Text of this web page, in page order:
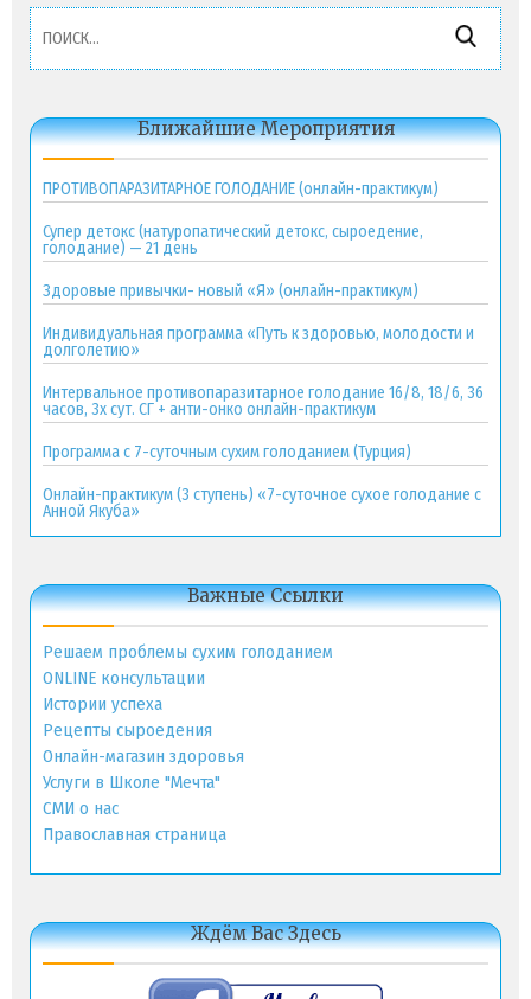
Найти:
Ближайшие Мероприятия
ПРОТИВОПАРАЗИТАРНОЕ ГОЛОДАНИЕ (онлайн-практикум)
Супер детокс (натуропатический детокс, сыроедение,
голодание) — 21 день
Здоровые привычки- новый «Я» (онлайн-практикум)
Индивидуальная программа «Путь к здоровью, молодости и
долголетию»
Интервальное противопаразитарное голодание 16/8, 18/6, 36
часов, 3х сут. СГ + анти-онко онлайн-практикум
Программа с 7-суточным сухим голоданием (Турция)
Онлайн-практикум (3 ступень) «7-суточное сухое голодание с
Анной Якуба»
Важные Ссылки
Решаем проблемы сухим голоданием
ONLINE консультации
Истории успеха
Рецепты сыроедения
Онлайн-магазин здоровья
Услуги в Школе "Мечта"
СМИ о нас
Православная страница
Ждём Вас Здесь